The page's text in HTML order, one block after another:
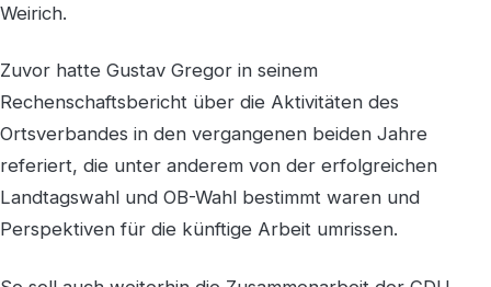
Weirich.
Zuvor hatte Gustav Gregor in seinem
Rechenschaftsbericht über die Aktivitäten des
Ortsverbandes in den vergangenen beiden Jahre
referiert, die unter anderem von der erfolgreichen
Landtagswahl und OB-Wahl bestimmt waren und
Perspektiven für die künftige Arbeit umrissen.